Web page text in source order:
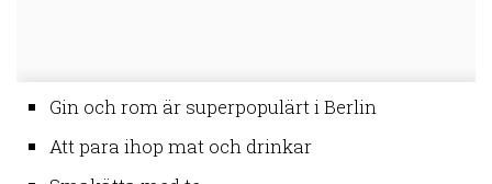
Gin och rom är superpopulärt i Berlin
Att para ihop mat och drinkar